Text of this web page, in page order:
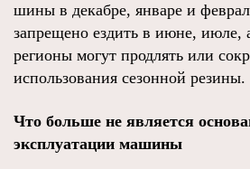
шины в декабре, январе и
запрещено ездить в июне, июле,
регионы могут продлять или
использования сезонной резины.
Что больше не является
эксплуатации машины